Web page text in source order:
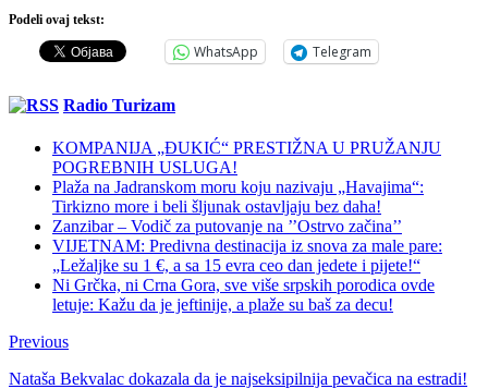
Podeli ovaj tekst:
WhatsApp Telegram
Radio Turizam
KOMPANIJA „ĐUKIĆ“ PRESTIŽNA U PRUŽANJU
POGREBNIH USLUGA!
Plaža na Jadranskom moru koju nazivaju „Havajima“:
Tirkizno more i beli šljunak ostavljaju bez daha!
Zanzibar – Vodič za putovanje na ’’Ostrvo začina’’
VIJETNAM: Predivna destinacija iz snova za male pare:
„Ležaljke su 1 €, a sa 15 evra ceo dan jedete i pijete!“
Ni Grčka, ni Crna Gora, sve više srpskih porodica ovde
letuje: Kažu da je jeftinije, a plaže su baš za decu!
Previous
Nataša Bekvalac dokazala da je najseksipilnija pevačica na estradi!